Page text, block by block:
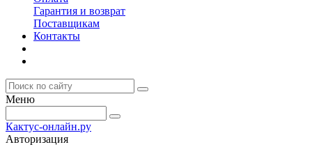
Гарантия и возврат
Поставщикам
Контакты
Меню
Кактус-онлайн.ру
Авторизация